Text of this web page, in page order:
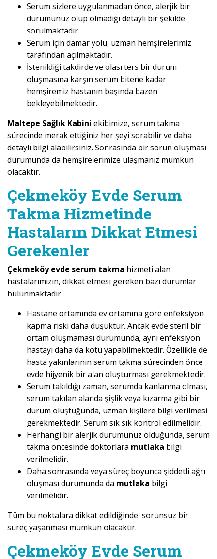
Serum sizlere uygulanmadan önce, alerjik bir
durumunuz olup olmadığı detaylı bir şekilde
sorulmaktadır.
Serum için damar yolu, uzman hemşirelerimiz
tarafından açılmaktadır.
İstenildiği takdirde ve olası ters bir durum
oluşmasına karşın serum bitene kadar
hemşiremiz hastanın başında bazen
bekleyebilmektedir.
Maltepe Sağlık Kabini ekibimize, serum takma
sürecinde merak ettiğiniz her şeyi sorabilir ve daha
detaylı bilgi alabilirsiniz. Sonrasında bir sorun oluşması
durumunda da hemşirelerimize ulaşmanız mümkün
olacaktır.
Çekmeköy Evde Serum
Takma Hizmetinde
Hastaların Dikkat Etmesi
Gerekenler
Çekmeköy evde serum takma hizmeti alan
hastalarımızın, dikkat etmesi gereken bazı durumlar
bulunmaktadır.
Hastane ortamında ev ortamına göre enfeksiyon
kapma riski daha düşüktür. Ancak evde steril bir
ortam oluşmaması durumunda, aynı enfeksiyon
hastayı daha da kötü yapabilmektedir. Özellikle de
hasta yakınlarının serum takma sürecinden önce
evde hijyenik bir alan oluşturması gerekmektedir.
Serum takıldığı zaman, serumda kanlanma olması,
serum takılan alanda şişlik veya kızarma gibi bir
durum oluştuğunda, uzman kişilere bilgi verilmesi
gerekmektedir. Serum sık sık kontrol edilmelidir.
Herhangi bir alerjik durumunuz olduğunda, serum
takma öncesinde doktorlara mutlaka bilgi
verilmelidir.
Daha sonrasında veya süreç boyunca şiddetli ağrı
oluşması durumunda da mutlaka bilgi
verilmelidir.
Tüm bu noktalara dikkat edildiğinde, sorunsuz bir
süreç yaşanması mümkün olacaktır.
Çekmeköy Evde Serum